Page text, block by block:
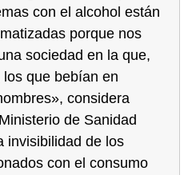
con el alcohol están
porque nos
sociedad en la que,
que bebían en
considera
de Sanidad
invisibilidad de los
con el consumo